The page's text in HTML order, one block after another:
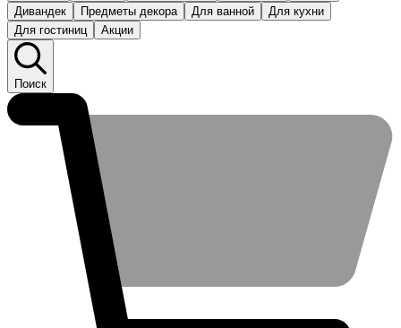
Дивандек
Предметы декора Для ванной
Для кухни
Для гостиниц
Акции
Поиск